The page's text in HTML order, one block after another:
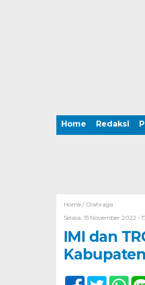
Home Redaksi
Home / Olahraga
Selasa, 15 November 2022 -
IMI dan